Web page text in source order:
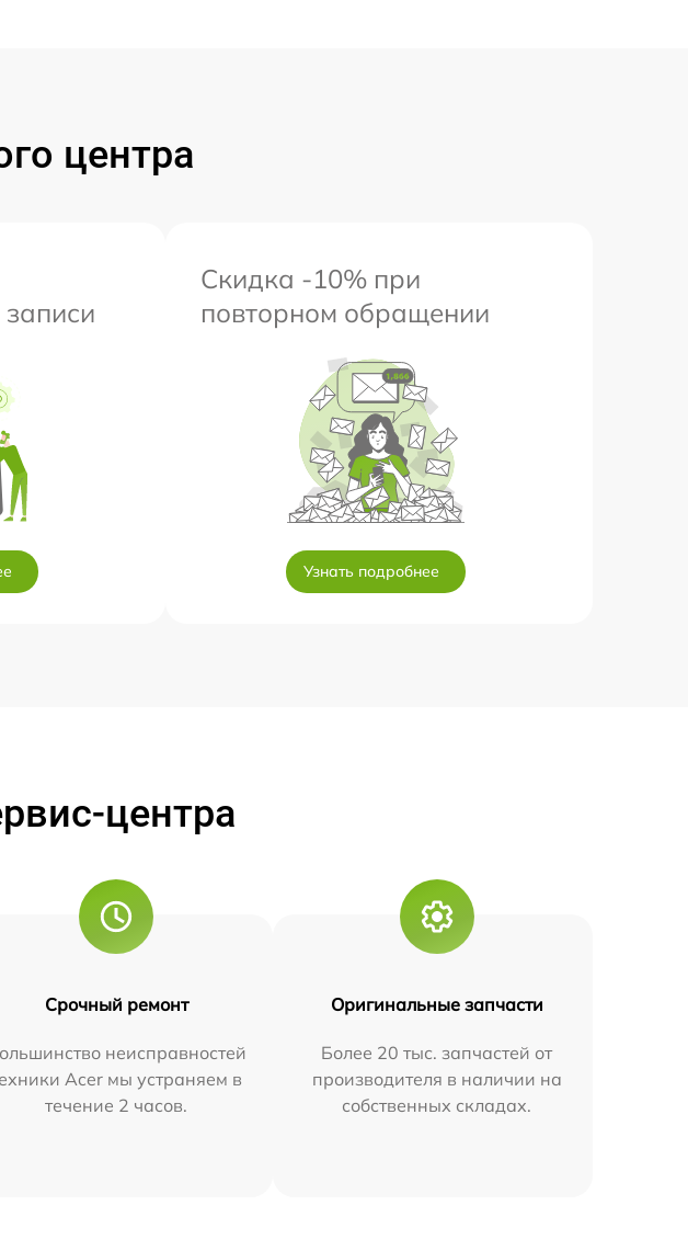
центра
Скидка -10% при
повторном обращении
Узнать подробнее
центра
Срочный ремонт
неисправностей
Acer мы устраняем в
течение 2 часов.
Оригинальные запчасти
Более 20 тыс. запчастей от
производителя в наличии на
собственных складах.